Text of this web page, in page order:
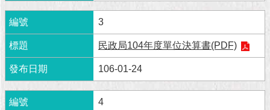
資
料
館
發
現
臺
北
3
民政局104年度單位決算書(PDF)
106-01-24
4